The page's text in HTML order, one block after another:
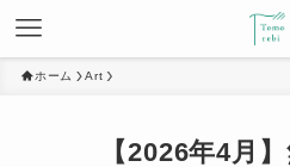
ホーム Art
【2026年4月